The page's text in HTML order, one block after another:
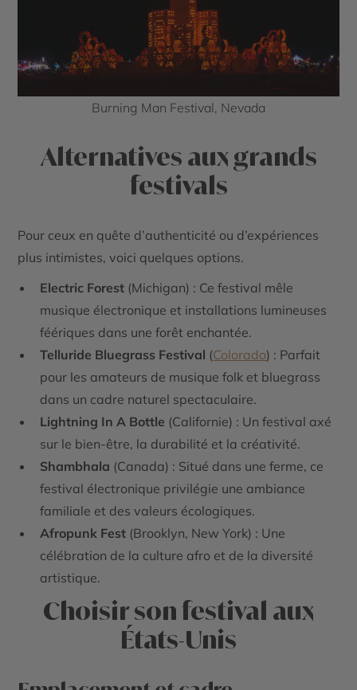
Burning Man Festival, Nevada
Alternatives aux grands
festivals
Pour ceux en quête d’authenticité ou d’expériences
plus intimistes, voici quelques options.
Electric Forest (Michigan) : Ce festival mêle
musique électronique et installations lumineuses
féériques dans une forêt enchantée.
Telluride Bluegrass Festival (Colorado) : Parfait
pour les amateurs de musique folk et bluegrass
dans un cadre naturel spectaculaire.
Lightning In A Bottle (Californie) : Un festival axé
sur le bien-être, la durabilité et la créativité.
Shambhala (Canada) : Situé dans une ferme, ce
festival électronique privilégie une ambiance
familiale et des valeurs écologiques.
Afropunk Fest (Brooklyn, New York) : Une
célébration de la culture afro et de la diversité
artistique.
Choisir son festival aux
États-Unis